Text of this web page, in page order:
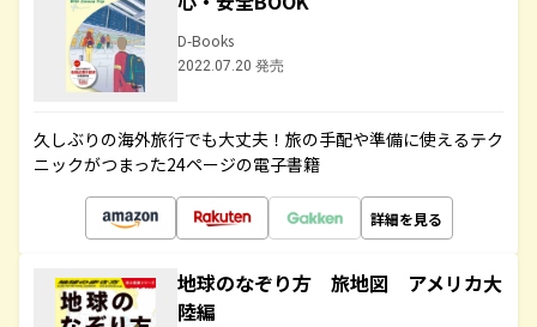
D-Books
2022.07.20 発売
久しぶりの海外旅行でも大丈夫！旅の手配や準備に使えるテク
ニックがつまった24ページの電子書籍
詳細を見る
地球のなぞり方 旅地図 アメリカ大
陸編